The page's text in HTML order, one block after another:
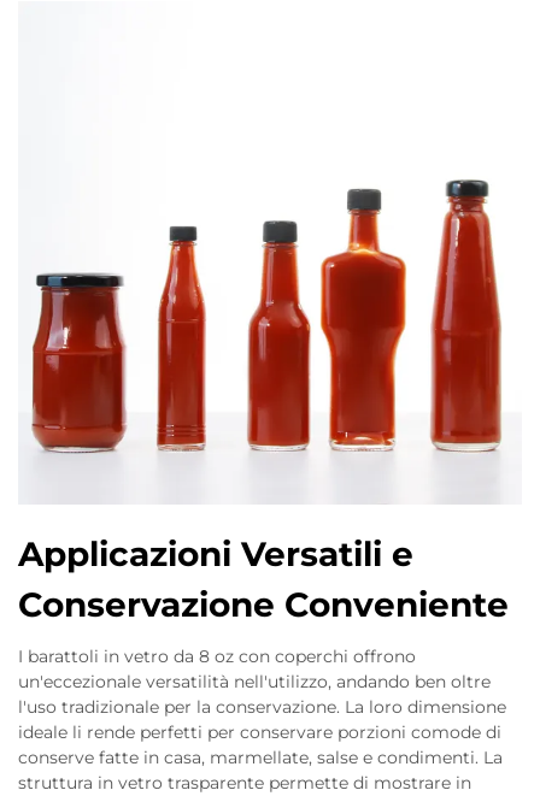
Applicazioni Versatili e
Conservazione Conveniente
I barattoli in vetro da 8 oz con coperchi offrono
un'eccezionale versatilità nell'utilizzo, andando ben oltre
l'uso tradizionale per la conservazione. La loro dimensione
ideale li rende perfetti per conservare porzioni comode di
conserve fatte in casa, marmellate, salse e condimenti. La
struttura in vetro trasparente permette di mostrare in